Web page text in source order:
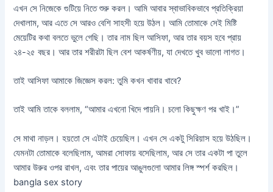
এখন সে নিজেকে গুটিয়ে নিতে শুরু করল। আমি আবার স্বাভাবিকভাবে প্রতিক্রিয়া
দেখালাম, আর এতে সে আরও বেশি সাহসী হয়ে উঠল। আমি তোমাকে সেই মিষ্টি
মেয়েটির কথা বলতে ভুলে গেছি। তার নাম ছিল আসিফা, আর তার বয়স হবে প্রায়
২৪-২৫ বছর। আর তার শরীরটা ছিল বেশ আকর্ষণীয়, যা দেখতে খুব ভালো লাগত।
তাই আসিফা আমাকে জিজ্ঞেস করল: তুমি কখন খাবার খাবে?
তাই আমি তাকে বললাম, “আমার এখনো খিদে পায়নি। চলো কিছুক্ষণ পর খাই।”
সে মাথা নাড়ল। হয়তো সে এটাই চেয়েছিল। এখন সে একটু সিরিয়াস হয়ে উঠছিল।
যেমনটা তোমাকে বলেছিলাম, আমরা সোফায় বসেছিলাম, আর সে তার একটা পা তুলে
আমার উরুর ওপর রাখল, এবং তার পায়ের আঙুলগুলো আমার লিঙ্গ স্পর্শ করছিল।
bangla sex story